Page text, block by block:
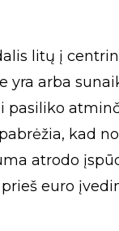
litų į
yra arba
pasiliko
kad
atrodo
euro